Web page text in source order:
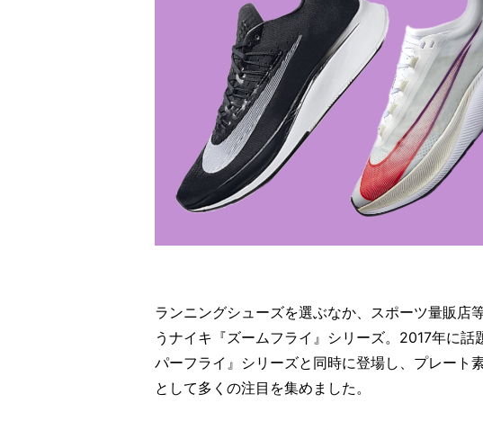
ランニングシューズを選ぶなか、スポーツ量販店
うナイキ『ズームフライ』シリーズ。2017年に
パーフライ』シリーズと同時に登場し、プレート
として多くの注目を集めました。